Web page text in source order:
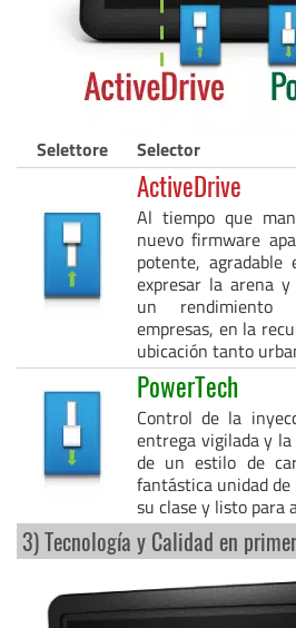
Selettore Selector
ActiveDrive
Al tiempo que
nuevo firmware
potente, agradable
expresar la arena
un rendimiento
empresas, en la
ubicación tanto
PowerTech
Control de la
entrega vigilada y la
de un estilo de
fantástica unidad
su clase y listo para
3) Tecnología y Calidad en